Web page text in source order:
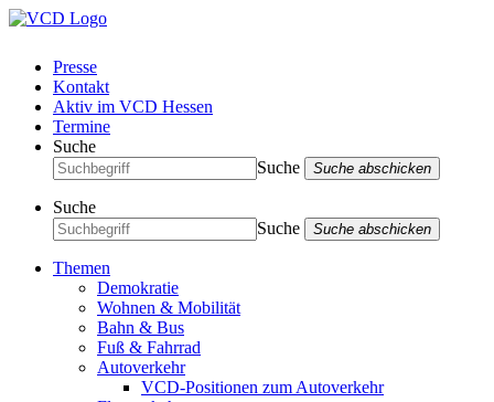
Presse
Kontakt
Aktiv im VCD Hessen
Termine
Suche
Suche
Suche abschicken
Suche
Suche
Suche abschicken
Themen
Demokratie
Wohnen & Mobilität
Bahn & Bus
Fuß & Fahrrad
Autoverkehr
VCD-Positionen zum Autoverkehr